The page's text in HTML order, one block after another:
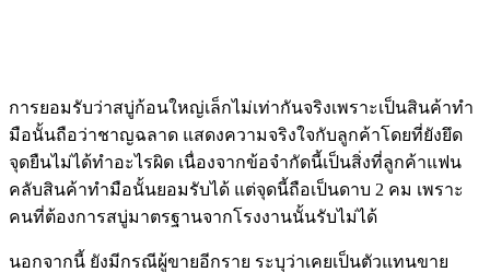
การยอมรับว่าสบู่ก้อนใหญ่เล็กไม่เท่ากันจริงเพราะเป็นสินค้าทำ
มือนั้นถือว่าชาญฉลาด แสดงความจริงใจกับลูกค้าโดยที่ยังยึด
จุดยืนไม่ได้ทำอะไรผิด เนื่องจากข้อจำกัดนี้เป็นสิ่งที่ลูกค้าแฟน
คลับสินค้าทำมือนั้นยอมรับได้ แต่จุดนี้ถือเป็นดาบ 2 คม เพราะ
คนที่ต้องการสบู่มาตรฐานจากโรงงานนั้นรับไม่ได้
นอกจากนี้ ยังมีกรณีผู้ขายอีกราย ระบุว่าเคยเป็นตัวแทนขาย